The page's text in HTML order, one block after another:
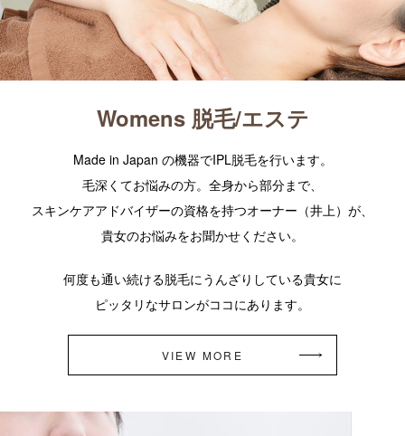
Womens 脱毛/エステ
Made in Japan の機器でIPL脱毛を行います。
毛深くてお悩みの方。全身から部分まで、
スキンケアアドバイザーの資格を持つオーナー（井上）が、
貴女のお悩みをお聞かせください。
何度も通い続ける脱毛にうんざりしている貴女に
ピッタリなサロンがココにあります。
VIEW MORE